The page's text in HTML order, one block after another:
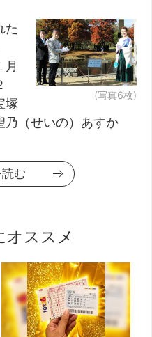
(写真6枚)
た
月
塚
乃（せいの）あすか
む
オススメ